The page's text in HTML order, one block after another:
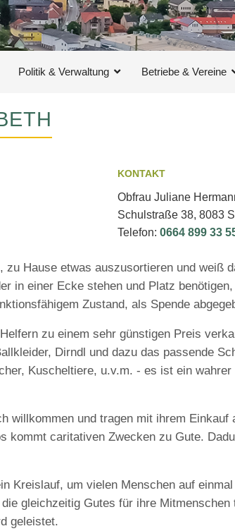
Politik & Verwaltung Betriebe & Vereine
KONTAKT
Obfrau Juliane
Schulstraße 38, 8083
Telefon: 0664 899 33
Hause etwas auszusortieren und weiß
in einer Ecke stehen und Platz
Zustand, als Spende
zu einem sehr günstigen Preis
Dirndl und dazu das passende
Kuscheltiere, u.v.m. - es ist ein
willkommen und tragen mit ihrem
kommt caritativen Zwecken zu Gute.
Kreislauf, um vielen Menschen auf
gleichzeitig Gutes für ihre
geleistet.